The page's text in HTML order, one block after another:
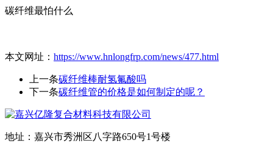
碳纤维最怕什么
本文网址： https://www.hnlongfrp.com/news/477.html
上一条碳纤维棒耐氢氟酸吗
下一条碳纤维管的价格是如何制定的呢？
地址：嘉兴市秀洲区八字路650号1号楼